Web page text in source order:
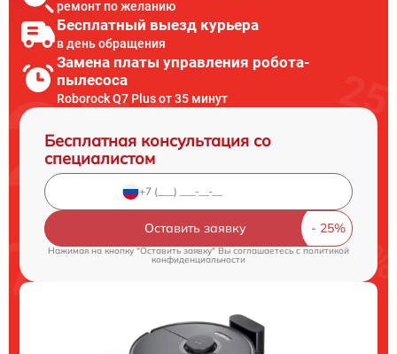
ремонт по желанию
Бесплатный выезд курьера
в день обращения
Замена платы управления робота-
пылесоса
Roborock Q7 Plus от 35 минут
Бесплатная консультация со
специалистом
Оставить заявку
Нажимая на кнопку "Оставить заявку" Вы соглашаетесь cполитикой
конфиденциальности